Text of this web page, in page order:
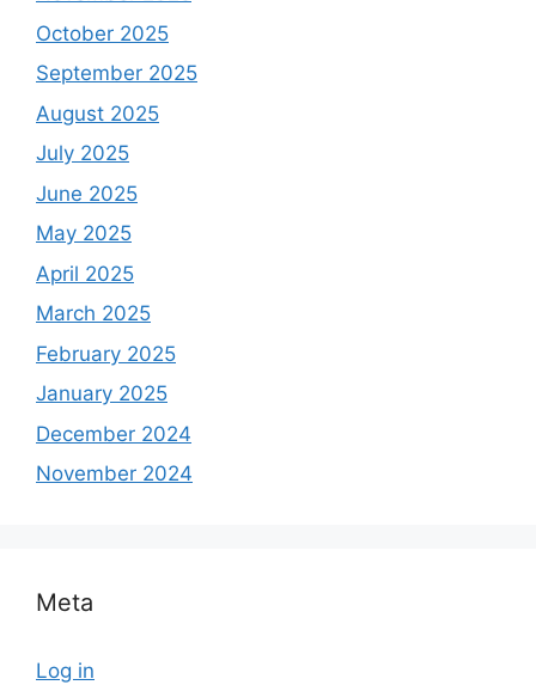
October 2025
September 2025
August 2025
July 2025
June 2025
May 2025
April 2025
March 2025
February 2025
January 2025
December 2024
November 2024
Meta
Log in